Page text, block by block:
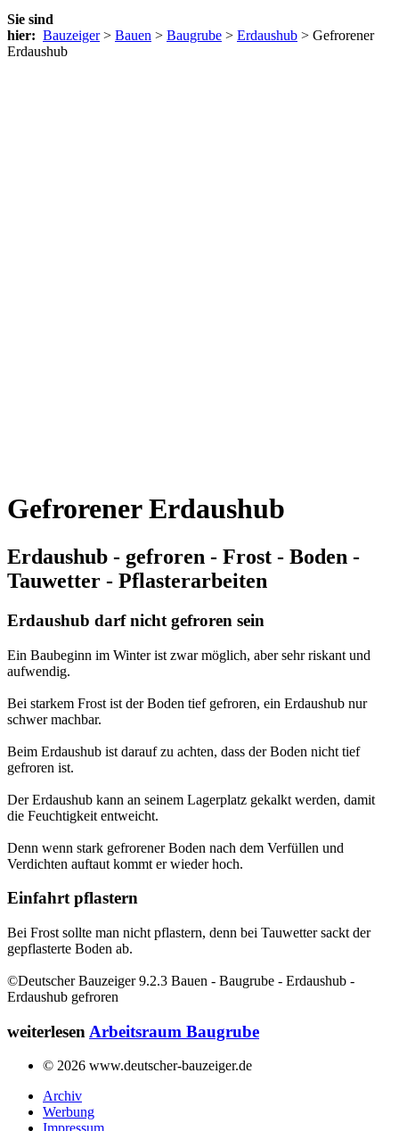
Sie sind
hier: Bauzeiger> Bauen > Baugrube > Erdaushub > Gefrorener
Erdaushub
Gefrorener Erdaushub
Erdaushub - gefroren - Frost - Boden -
Tauwetter - Pflasterarbeiten
Erdaushub darf nicht gefroren sein
Ein Baubeginn im Winter ist zwar möglich, aber sehr riskant und
aufwendig.
Bei starkem Frost ist der Boden tief gefroren, ein Erdaushub nur
schwer machbar.
Beim Erdaushub ist darauf zu achten, dass der Boden nicht tief
gefroren ist.
Der Erdaushub kann an seinem Lagerplatz gekalkt werden, damit
die Feuchtigkeit entweicht.
Denn wenn stark gefrorener Boden nach dem Verfüllen und
Verdichten auftaut kommt er wieder hoch.
Einfahrt pflastern
Bei Frost sollte man nicht pflastern, denn bei Tauwetter sackt der
gepflasterte Boden ab.
©Deutscher Bauzeiger 9.2.3 Bauen - Baugrube - Erdaushub -
Erdaushub gefroren
weiterlesen Arbeitsraum Baugrube
© 2026 www.deutscher-bauzeiger.de
Archiv
Werbung